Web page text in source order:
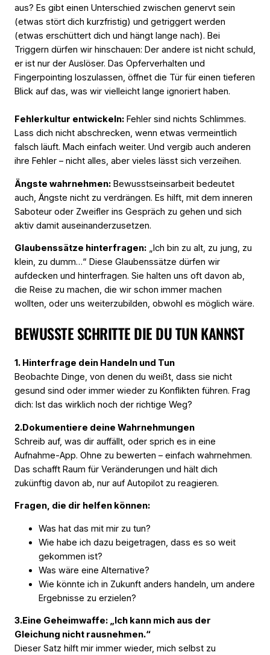
aus? Es gibt einen Unterschied zwischen genervt sein
(etwas stört dich kurzfristig) und getriggert werden
(etwas erschüttert dich und hängt lange nach). Bei
Triggern dürfen wir hinschauen: Der andere ist nicht schuld,
er ist nur der Auslöser. Das Opferverhalten und
Fingerpointing loszulassen, öffnet die Tür für einen tieferen
Blick auf das, was wir vielleicht lange ignoriert haben.
Fehlerkultur entwickeln: Fehler sind nichts Schlimmes.
Lass dich nicht abschrecken, wenn etwas vermeintlich
falsch läuft. Mach einfach weiter. Und vergib auch anderen
ihre Fehler – nicht alles, aber vieles lässt sich verzeihen.
Ängste wahrnehmen: Bewusstseinsarbeit bedeutet
auch, Ängste nicht zu verdrängen. Es hilft, mit dem inneren
Saboteur oder Zweifler ins Gespräch zu gehen und sich
aktiv damit auseinanderzusetzen.
Glaubenssätze hinterfragen: „Ich bin zu alt, zu jung, zu
klein, zu dumm…“ Diese Glaubenssätze dürfen wir
aufdecken und hinterfragen. Sie halten uns oft davon ab,
die Reise zu machen, die wir schon immer machen
wollten, oder uns weiterzubilden, obwohl es möglich wäre.
BEWUSSTE SCHRITTE DIE DU TUN KANNST
1. Hinterfrage dein Handeln und Tun
Beobachte Dinge, von denen du weißt, dass sie nicht
gesund sind oder immer wieder zu Konflikten führen. Frag
dich: Ist das wirklich noch der richtige Weg?
2.Dokumentiere deine Wahrnehmungen
Schreib auf, was dir auffällt, oder sprich es in eine
Aufnahme-App. Ohne zu bewerten – einfach wahrnehmen.
Das schafft Raum für Veränderungen und hält dich
zukünftig davon ab, nur auf Autopilot zu reagieren.
Fragen, die dir helfen können:
Was hat das mit mir zu tun?
Wie habe ich dazu beigetragen, dass es so weit
gekommen ist?
Was wäre eine Alternative?
Wie könnte ich in Zukunft anders handeln, um andere
Ergebnisse zu erzielen?
3.Eine Geheimwaffe: „Ich kann mich aus der
Gleichung nicht rausnehmen.“
Dieser Satz hilft mir immer wieder, mich selbst zu